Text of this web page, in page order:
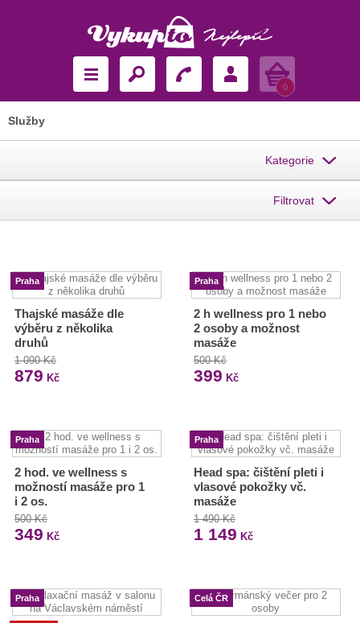
Košík
0
Služby
Kategorie
Filtrovat
Praha
Thajské masáže dle
výběru z několika
druhů
1 090 Kč
879 Kč
Praha
2 h wellness pro 1 nebo
2 osoby a možnost
masáže
500 Kč
399 Kč
Praha
2 hod. ve wellness s
možností masáže pro 1
i 2 os.
500 Kč
349 Kč
Praha
Head spa: čištění pleti i
vlasové pokožky vč.
masáže
1 490 Kč
1 149 Kč
Praha Celá ČR